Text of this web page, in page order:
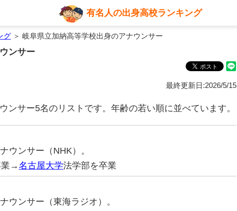
有名人の出身高校ランキング
グ ＞ 岐阜県立加納高等学校出身のアナウンサー
ンサー
最終更新日:2026/5/15
ンサー5名のリストです。年齢の若い順に並べています。
ウンサー（NHK）。
業→名古屋大学法学部を卒業
ウンサー（東海ラジオ）。